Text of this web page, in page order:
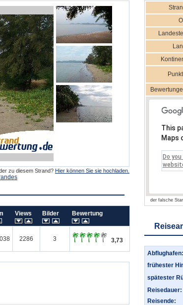
zu diesem Strand? Hier können Sie sie hochladen.
Views Bilder Bewertung
2286 3 3,73
This
Maps
Do
der falsche
Abflughafen:
frühester
spätester
Reisedauer:
Reisende: